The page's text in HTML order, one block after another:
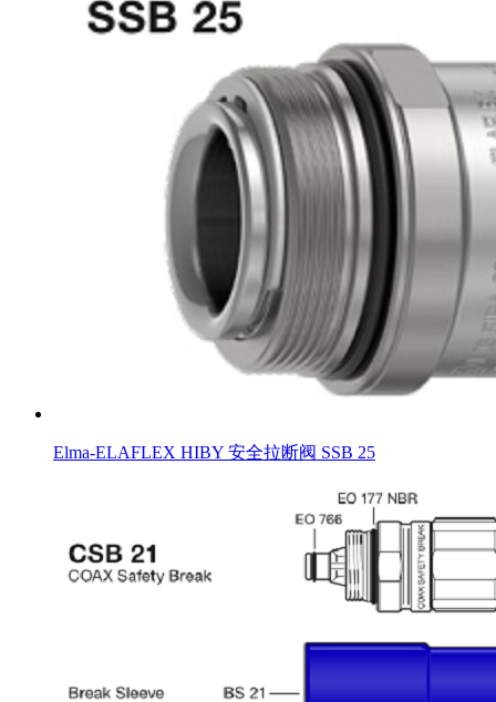
Elma-ELAFLEX HIBY 安全拉断阀 SSB 25